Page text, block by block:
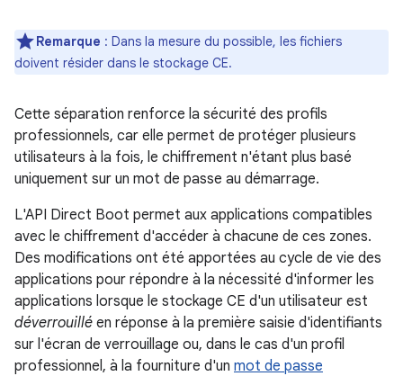
Remarque : Dans la mesure du possible, les fichiers
doivent résider dans le stockage CE.
Cette séparation renforce la sécurité des profils
professionnels, car elle permet de protéger plusieurs
utilisateurs à la fois, le chiffrement n'étant plus basé
uniquement sur un mot de passe au démarrage.
L'API Direct Boot permet aux applications compatibles
avec le chiffrement d'accéder à chacune de ces zones.
Des modifications ont été apportées au cycle de vie des
applications pour répondre à la nécessité d'informer les
applications lorsque le stockage CE d'un utilisateur est
déverrouillé en réponse à la première saisie d'identifiants
sur l'écran de verrouillage ou, dans le cas d'un profil
professionnel, à la fourniture d'un mot de passe